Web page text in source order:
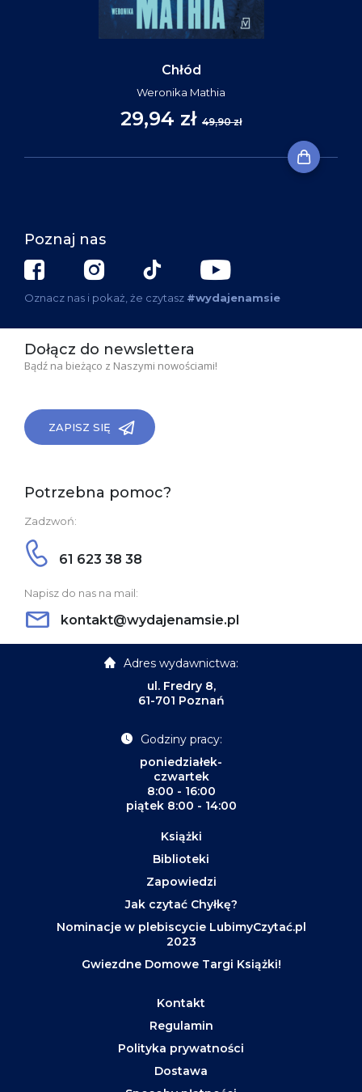
Chłód
Weronika Mathia
29,94 zł 49,90 zł
Poznaj nas
Oznacz nas i pokaż, że czytasz #wydajenamsie
Dołącz do newslettera
Bądź na bieżąco z Naszymi nowościami!
ZAPISZ SIĘ
Potrzebna pomoc?
Zadzwoń:
61 623 38 38
Napisz do nas na mail:
kontakt@wydajenamsie.pl
Adres wydawnictwa:
ul. Fredry 8,
61-701 Poznań
Godziny pracy:
poniedziałek-
czwartek
8:00 - 16:00
piątek 8:00 - 14:00
Książki
Biblioteki
Zapowiedzi
Jak czytać Chyłkę?
Nominacje w plebiscycie LubimyCzytać.pl
2023
Gwiezdne Domowe Targi Książki!
Kontakt
Regulamin
Polityka prywatności
Dostawa